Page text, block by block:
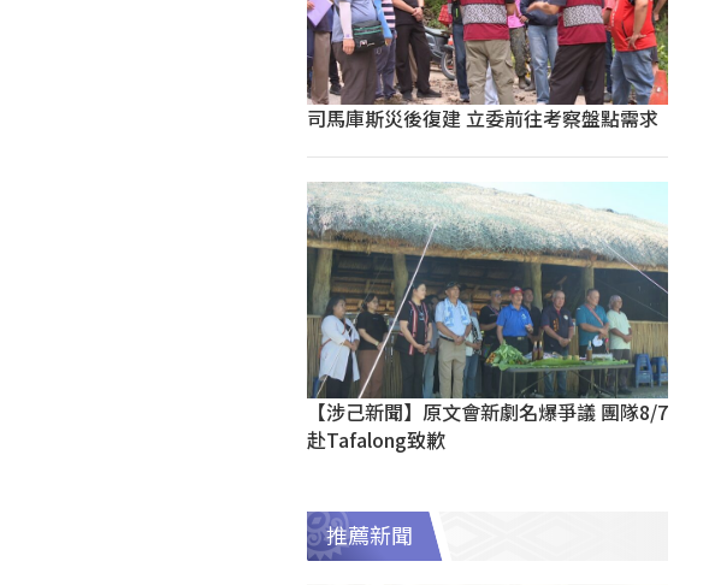
司馬庫斯災後復建 立委前往考察盤點需求
【涉己新聞】原文會新劇名爆爭議 團隊8/7
赴Tafalong致歉
推薦新聞